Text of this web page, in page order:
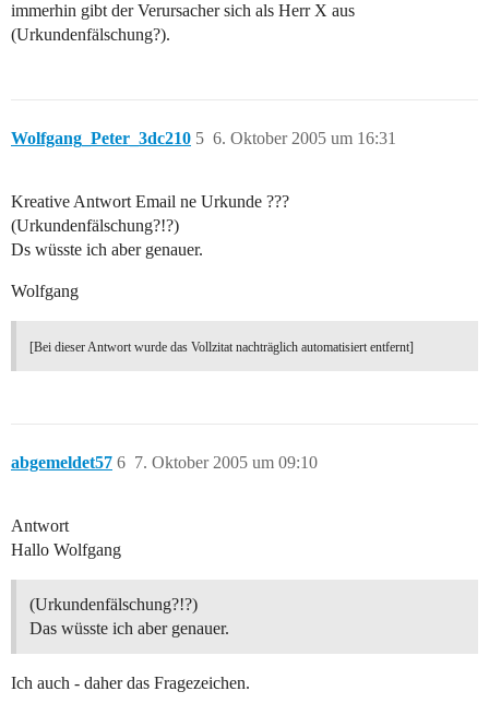
immerhin gibt der Verursacher sich als Herr X aus
(Urkundenfälschung?).
Wolfgang_Peter_3dc210 6. Oktober 2005 um 16:31
5
Kreative Antwort Email ne Urkunde ???
(Urkundenfälschung?!?)
Ds wüsste ich aber genauer.
Wolfgang
[Bei dieser Antwort wurde das Vollzitat nachträglich automatisiert entfernt]
abgemeldet57 7. Oktober 2005 um 09:10
6
Antwort
Hallo Wolfgang
(Urkundenfälschung?!?)
Das wüsste ich aber genauer.
Ich auch - daher das Fragezeichen.